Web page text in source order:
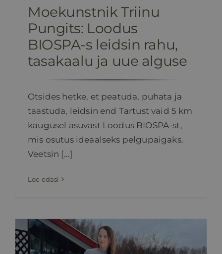
Moekunstnik Triinu
Pungits: Loodus
BIOSPA-s leidsin rahu,
tasakaalu ja uue alguse
Otsides hetke, et peatuda, puhata ja
taastuda, leidsin end Tartust vaid 5 km
kaugusel asuvast Loodus BIOSPA-st,
mis osutus ideaalseks pelgupaigaks.
Veetsin [...]
Loe edasi